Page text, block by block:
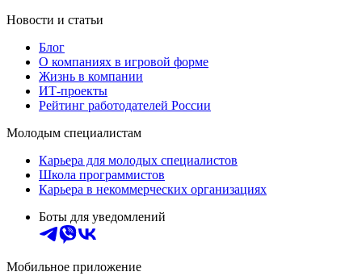
Новости и статьи
Блог
О компаниях в игровой форме
Жизнь в компании
ИТ-проекты
Рейтинг работодателей России
Молодым специалистам
Карьера для молодых специалистов
Школа программистов
Карьера в некоммерческих организациях
Боты для уведомлений
Мобильное приложение